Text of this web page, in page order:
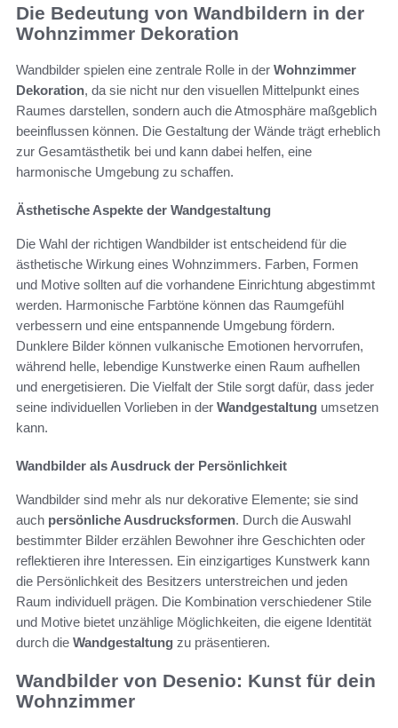
Die Bedeutung von Wandbildern in der
Wohnzimmer Dekoration
Wandbilder spielen eine zentrale Rolle in der Wohnzimmer
Dekoration, da sie nicht nur den visuellen Mittelpunkt eines
Raumes darstellen, sondern auch die Atmosphäre maßgeblich
beeinflussen können. Die Gestaltung der Wände trägt erheblich
zur Gesamtästhetik bei und kann dabei helfen, eine
harmonische Umgebung zu schaffen.
Ästhetische Aspekte der Wandgestaltung
Die Wahl der richtigen Wandbilder ist entscheidend für die
ästhetische Wirkung eines Wohnzimmers. Farben, Formen
und Motive sollten auf die vorhandene Einrichtung abgestimmt
werden. Harmonische Farbtöne können das Raumgefühl
verbessern und eine entspannende Umgebung fördern.
Dunklere Bilder können vulkanische Emotionen hervorrufen,
während helle, lebendige Kunstwerke einen Raum aufhellen
und energetisieren. Die Vielfalt der Stile sorgt dafür, dass jeder
seine individuellen Vorlieben in der Wandgestaltung umsetzen
kann.
Wandbilder als Ausdruck der Persönlichkeit
Wandbilder sind mehr als nur dekorative Elemente; sie sind
auch persönliche Ausdrucksformen. Durch die Auswahl
bestimmter Bilder erzählen Bewohner ihre Geschichten oder
reflektieren ihre Interessen. Ein einzigartiges Kunstwerk kann
die Persönlichkeit des Besitzers unterstreichen und jeden
Raum individuell prägen. Die Kombination verschiedener Stile
und Motive bietet unzählige Möglichkeiten, die eigene Identität
durch die Wandgestaltung zu präsentieren.
Wandbilder von Desenio: Kunst für dein
Wohnzimmer